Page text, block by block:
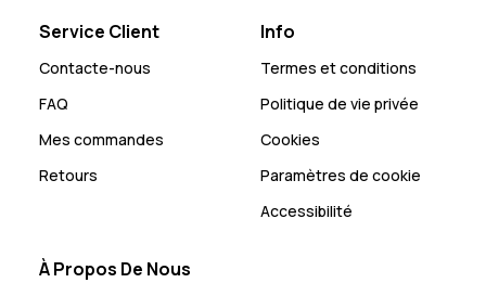
Service Client
Contacte-nous
FAQ
Mes commandes
Retours
Info
Termes et conditions
Politique de vie privée
Cookies
Paramètres de cookie
Accessibilité
À Propos De Nous